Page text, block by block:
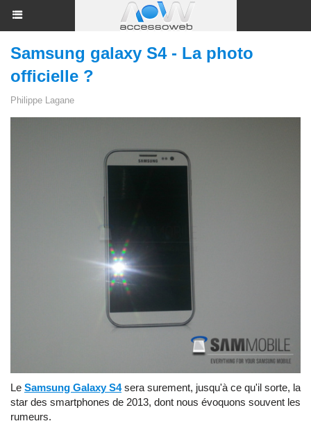
Samsung galaxy S4 - La photo
officielle ?
Philippe Lagane
Le Samsung Galaxy S4sera surement, jusqu'à ce qu'il sorte, la
star des smartphones de 2013, dont nous évoquons souvent les
rumeurs.